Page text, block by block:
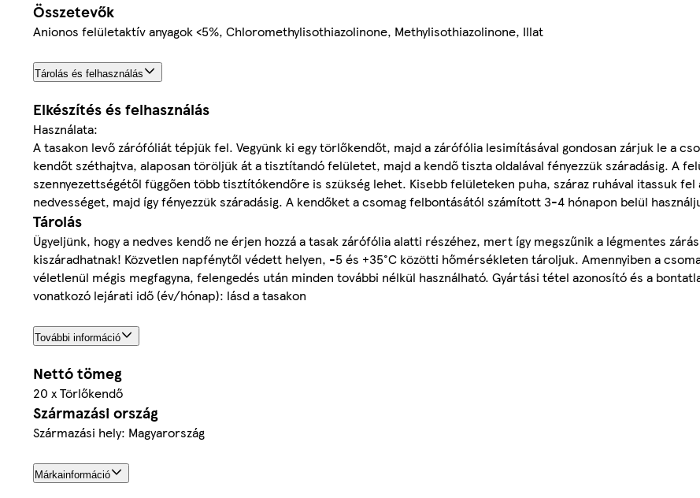
Összetevők
Anionos felületaktív anyagok <5%, Chloromethylisothiazolinone, Methylisothiazolinone, Illat
Tárolás és felhasználás
Elkészítés és felhasználás
Használata:
A tasakon levő zárófóliát tépjük fel. Vegyünk ki egy törlőkendőt, majd a zárófólia lesimításával gondosan zárjuk le a
kendőt széthajtva, alaposan töröljük át a tisztítandó felületet, majd a kendő tiszta oldalával fényezzük száradásig. A
szennyezettségétől függően több tisztítókendőre is szükség lehet. Kisebb felületeken puha, száraz ruhával itassuk fel
nedvességet, majd így fényezzük száradásig. A kendőket a csomag felbontásától számított 3-4 hónapon belül
Tárolás
Ügyeljünk, hogy a nedves kendő ne érjen hozzá a tasak zárófólia alatti részéhez, mert így megszűnik a légmentes
kiszáradhatnak! Közvetlen napfénytől védett helyen, -5 és +35°C közötti hőmérsékleten tároljuk. Amennyiben a
véletlenül mégis megfagyna, felengedés után minden további nélkül használható. Gyártási tétel azonosító és a
vonatkozó lejárati idő (év/hónap): lásd a tasakon
További információ
Nettó tömeg
20 x Törlőkendő
Származási ország
Származási hely: Magyarország
Márkainformáció